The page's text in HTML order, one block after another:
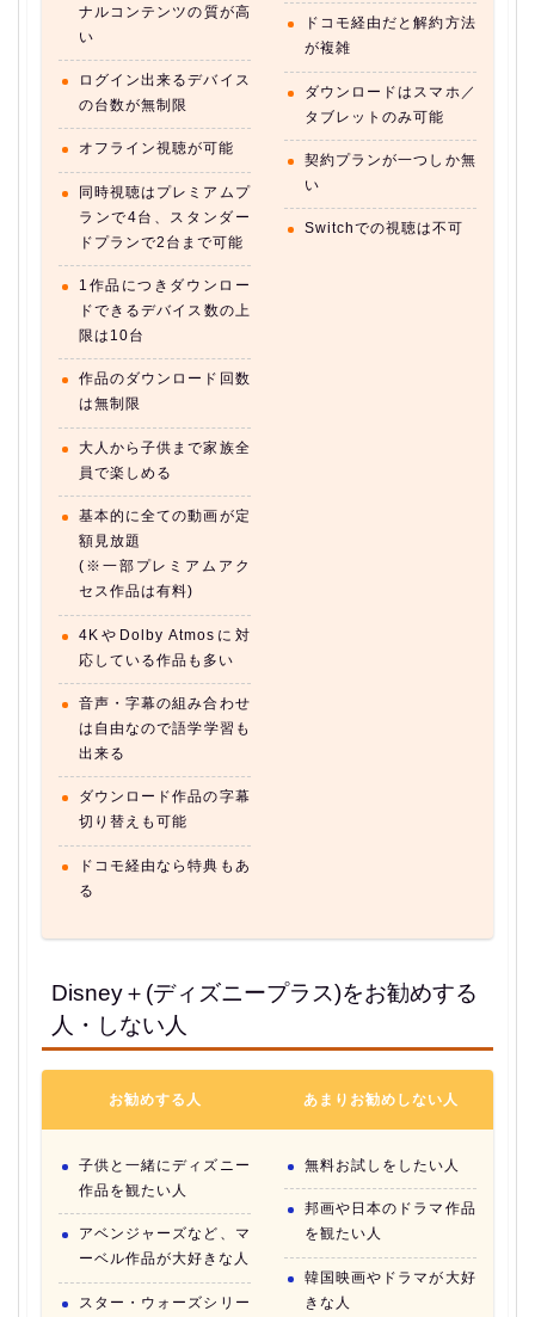
ナルコンテンツの質が高
い
ログイン出来るデバイス
の台数が無制限
オフライン視聴が可能
同時視聴はプレミアムプ
ランで4台、スタンダー
ドプランで2台まで可能
1作品につきダウンロー
ドできるデバイス数の上
限は10台
作品のダウンロード回数
は無制限
大人から子供まで家族全
員で楽しめる
基本的に全ての動画が定
額見放題
(※一部プレミアムアク
セス作品は有料)
4KやDolby Atmosに対
応している作品も多い
音声・字幕の組み合わせ
は自由なので語学学習も
出来る
ダウンロード作品の字幕
切り替えも可能
ドコモ経由なら特典もあ
る
ドコモ経由だと解約方法
が複雑
ダウンロードはスマホ／
タブレットのみ可能
契約プランが一つしか無
い
Switchでの視聴は不可
Disney＋(ディズニープラス)をお勧めする
人・しない人
お勧めする人
子供と一緒にディズニー
作品を観たい人
アベンジャーズなど、マ
ーベル作品が大好きな人
スター・ウォーズシリー
あまりお勧めしない人
無料お試しをしたい人
邦画や日本のドラマ作品
を観たい人
韓国映画やドラマが大好
きな人